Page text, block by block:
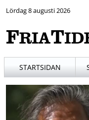
Lördag 8 augusti 2026
STARTSIDAN